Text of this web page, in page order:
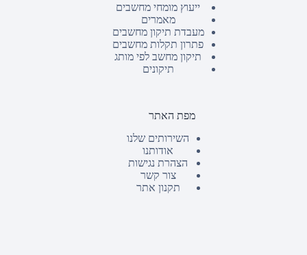
ייעוץ מומחי מחשבים
מאמרים
מעבדת תיקון מחשבים
פתרון תקלות מחשבים
תיקון מחשב לפי מותג
תיקונים
מפת האתר
השירותים שלנו
אודותנו
הצהרת נגישות
צור קשר
תקנון אתר